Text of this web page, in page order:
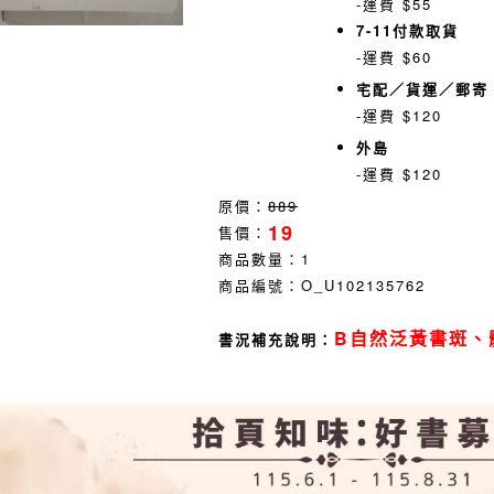
7-11付款取貨
-運費 $60
宅配／貨運／郵寄
-運費 $120
外島
-運費 $120
原價： 889
售價： 19
商品數量： 1
商品編號： O_U102135762
書況補充說明： B自然泛黃書斑、